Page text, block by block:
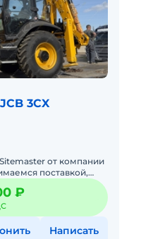
3CX
от компании
поставкой,
₽
Написать